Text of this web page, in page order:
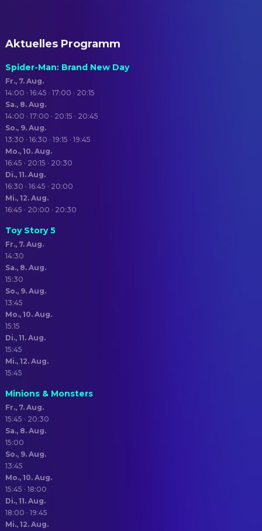
Aktuelles Programm
Spider-Man: Brand New Day
Fr., 7. Aug.
14:00 · 16:45 · 17:00 · 20:15
Sa., 8. Aug.
14:00 · 17:00 · 20:15 · 20:45
So., 9. Aug.
13:30 · 16:30 · 19:15 · 19:45
Mo., 10. Aug.
16:45 · 20:15 · 20:30
Di., 11. Aug.
16:30 · 16:45 · 20:00
Mi., 12. Aug.
16:45 · 20:00 · 20:30
Toy Story 5
Fr., 7. Aug.
14:30
Sa., 8. Aug.
15:30
So., 9. Aug.
13:45
Mo., 10. Aug.
15:15
Di., 11. Aug.
15:45
Mi., 12. Aug.
15:45
Minions & Monsters
Fr., 7. Aug.
15:45 · 20:30
Sa., 8. Aug.
15:00
So., 9. Aug.
13:45
Mo., 10. Aug.
15:45 · 18:00
Di., 11. Aug.
18:00 · 19:45
Mi., 12. Aug.